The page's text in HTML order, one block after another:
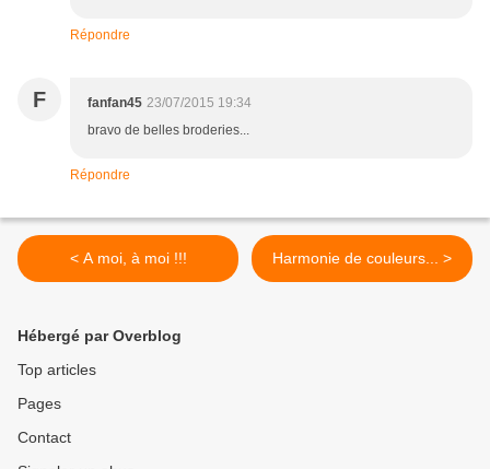
Répondre
F fanfan45 23/07/2015 19:34
bravo de belles broderies...
Répondre
< A moi, à moi !!! Harmonie de couleurs... >
Hébergé par Overblog
Top articles
Pages
Contact